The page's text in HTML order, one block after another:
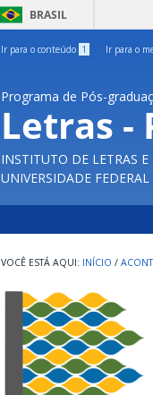
BRASIL
Ir para o conteúdo 1 Ir para o
Programa de Pós-
Letras -
INSTITUTO DE LETRAS
UNIVERSIDADE
INÍCIO /